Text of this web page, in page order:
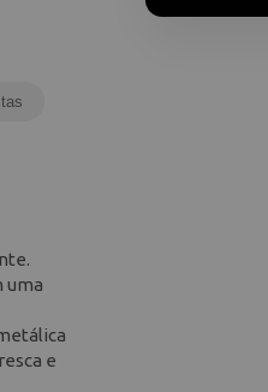
uma
e